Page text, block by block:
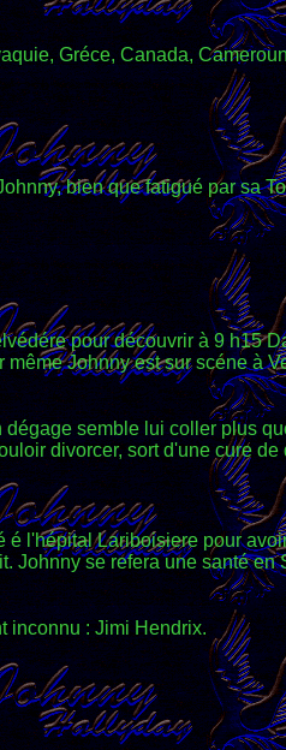
Gréce, Canada,
bien que fatigué par sa
pour découvrir à 9 h15
Johnny est sur scéne à
semble lui coller plus
divorcer, sort d'une cure
l'hépital Lariboisiere pour
Johnny se refera une santé en
inconnu : Jimi Hendrix.